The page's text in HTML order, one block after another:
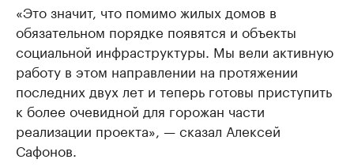
«Это значит, что помимо жилых домов в
обязательном порядке появятся и объекты
социальной инфраструктуры. Мы вели активную
работу в этом направлении на протяжении
последних двух лет и теперь готовы приступить
к более очевидной для горожан части
реализации проекта», — сказал Алексей
Сафонов.